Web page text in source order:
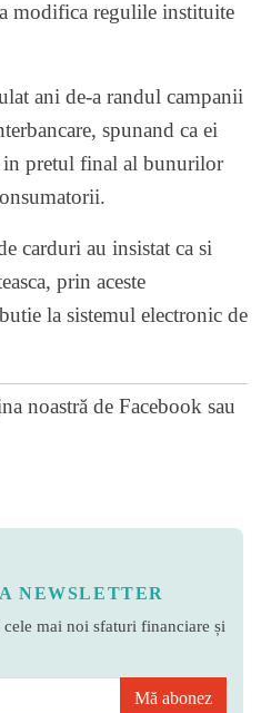
modifica regulile instituite
ani de-a randul campanii
spunand ca ei
in pretul final al bunurilor
carduri au insistat ca si
prin aceste
la sistemul electronic de
noastră de Facebook sau
NEWSLETTER
mai noi sfaturi financiare și
Mă abonez